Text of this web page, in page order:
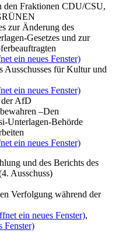
den Fraktionen CDU/CSU,
zur Änderung des
Gesetzes und zur
ein neues Fenster)
Ausschusses für Kultur und
ein neues Fenster)
der AfD
–Den
Unterlagen-Behörde
ein neues Fenster)
und des Berichts des
Ausschuss)
Verfolgung während der
ein neues Fenster),
Fenster)